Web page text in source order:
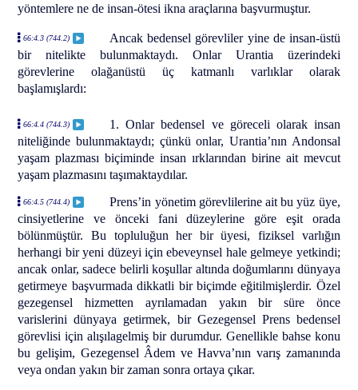
yöntemlere ne de insan-ötesi ikna araçlarına başvurmuştur.
66:4.3 (744.2)
Ancak bedensel görevliler yine de insan-üstü
bir nitelikte bulunmaktaydı. Onlar Urantia üzerindeki
görevlerine olağanüstü üç katmanlı varlıklar olarak
başlamışlardı:
66:4.4 (744.3)
1. Onlar bedensel ve göreceli olarak insan
niteliğinde bulunmaktaydı; çünkü onlar, Urantia’nın Andonsal
yaşam plazması biçiminde insan ırklarından birine ait mevcut
yaşam plazmasını taşımaktaydılar.
66:4.5 (744.4)
Prens’in yönetim görevlilerine ait bu yüz üye,
cinsiyetlerine ve önceki fani düzeylerine göre eşit orada
bölünmüştür. Bu topluluğun her bir üyesi, fiziksel varlığın
herhangi bir yeni düzeyi için ebeveynsel hale gelmeye yetkindi;
ancak onlar, sadece belirli koşullar altında doğumlarını dünyaya
getirmeye başvurmada dikkatli bir biçimde eğitilmişlerdir. Özel
gezegensel hizmetten ayrılamadan yakın bir süre önce
varislerini dünyaya getirmek, bir Gezegensel Prens bedensel
görevlisi için alışılagelmiş bir durumdur. Genellikle bahse konu
bu gelişim, Gezegensel Âdem ve Havva’nın varış zamanında
veya ondan yakın bir zaman sonra ortaya çıkar.